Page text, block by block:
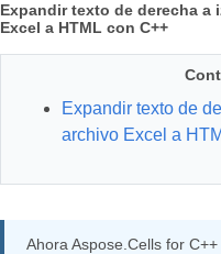
Expandir texto de derecha a
Excel a HTML con C++
Expandir texto de
archivo Excel a
Ahora Aspose.Cells for